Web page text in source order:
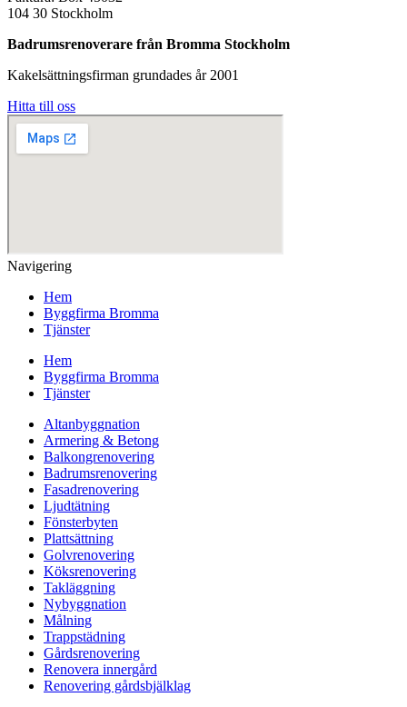
104 30 Stockholm
Badrumsrenoverare från Bromma Stockholm
Kakelsättningsfirman grundades år 2001
Hitta till oss
Navigering
Hem
Byggfirma Bromma
Tjänster
Hem
Byggfirma Bromma
Tjänster
Altanbyggnation
Armering & Betong
Balkongrenovering
Badrumsrenovering
Fasadrenovering
Ljudtätning
Fönsterbyten
Plattsättning
Golvrenovering
Köksrenovering
Takläggning
Nybyggnation
Målning
Trappstädning
Gårdsrenovering
Renovera innergård
Renovering gårdsbjälklag